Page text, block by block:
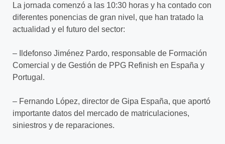
La jornada comenzó a las 10:30 horas y ha contado con
diferentes ponencias de gran nivel, que han tratado la
actualidad y el futuro del sector:
– Ildefonso Jiménez Pardo, responsable de Formación
Comercial y de Gestión de PPG Refinish en España y
Portugal.
– Fernando López, director de Gipa España, que aportó
importante datos del mercado de matriculaciones,
siniestros y de reparaciones.